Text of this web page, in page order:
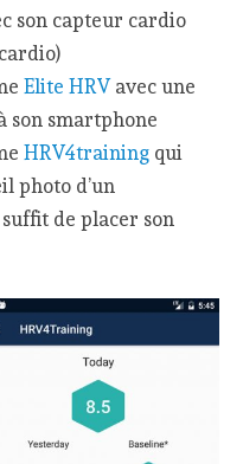
son capteur cardio
Elite HRVavec une
son smartphone
HRV4trainingqui
photo d’un
de placer son